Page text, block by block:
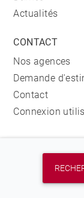
Actualités
CONTACT
Nos agences
Demande
Contact
Connexion